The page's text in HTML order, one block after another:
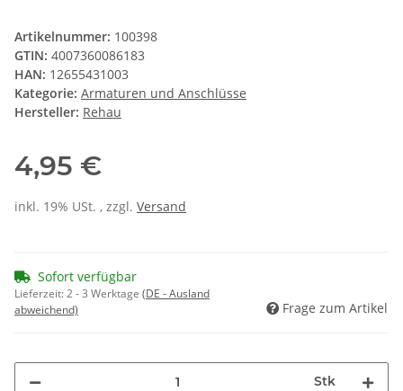
Artikelnummer: 100398
GTIN: 4007360086183
HAN: 12655431003
Kategorie: Armaturen und Anschlüsse
Hersteller: Rehau
4,95 €
inkl. 19% USt. , zzgl. Versand
Sofort verfügbar
Lieferzeit:2 - 3 Werktage (DE - Ausland
abweichend)
Frage zum Artikel
Stk